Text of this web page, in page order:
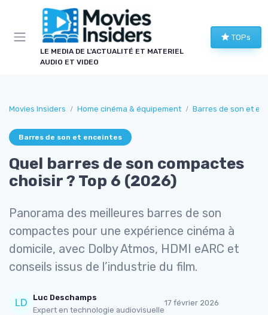
LE MEDIA DE L'ACTUALITÉ ET MATERIEL
AUDIO ET VIDEO
TOPs
Movies Insiders Home cinéma & équipement Barres de son et
Barres de son et enceintes
Quel barres de son compactes
choisir ? Top 6 (2026)
Panorama des meilleures barres de son
compactes pour une expérience cinéma à
domicile, avec Dolby Atmos, HDMI eARC et
conseils issus de l’industrie du film.
Luc Deschamps
Expert en technologie audiovisuelle
17 février 2026
Panneau de gestion des cookies